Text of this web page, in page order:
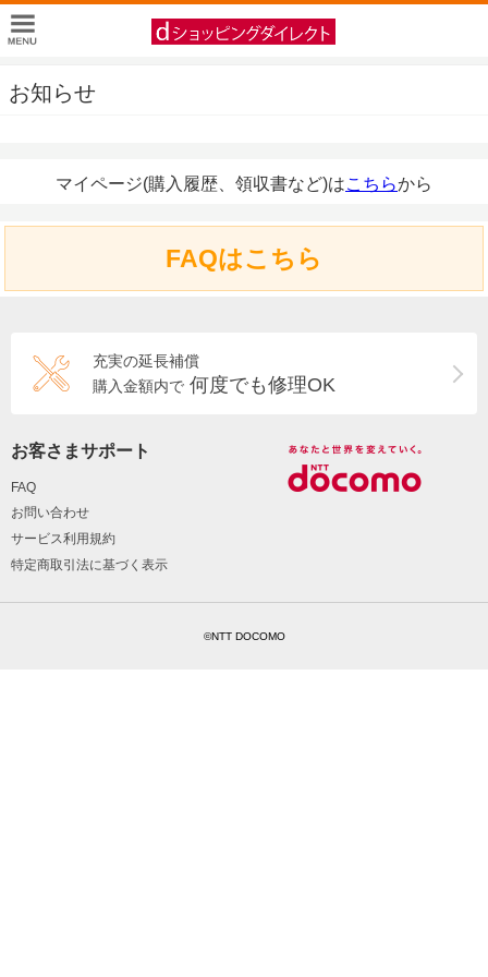
お知らせ
マイページ(購入履歴、領収書など)はこちらから
FAQはこちら
充実の延長補償
購入金額内で 何度でも修理OK
お客さまサポート
FAQ
お問い合わせ
サービス利用規約
特定商取引法に基づく表示
©NTT DOCOMO